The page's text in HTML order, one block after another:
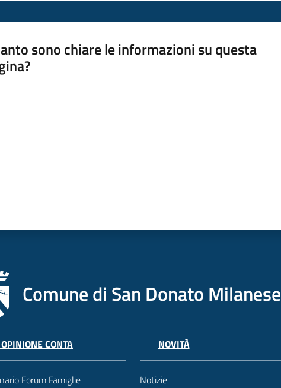
sono chiare le informazioni su questa
Comune di San Donato Milanese
CONTA
Forum Famiglie
NOVITÀ
Notizie